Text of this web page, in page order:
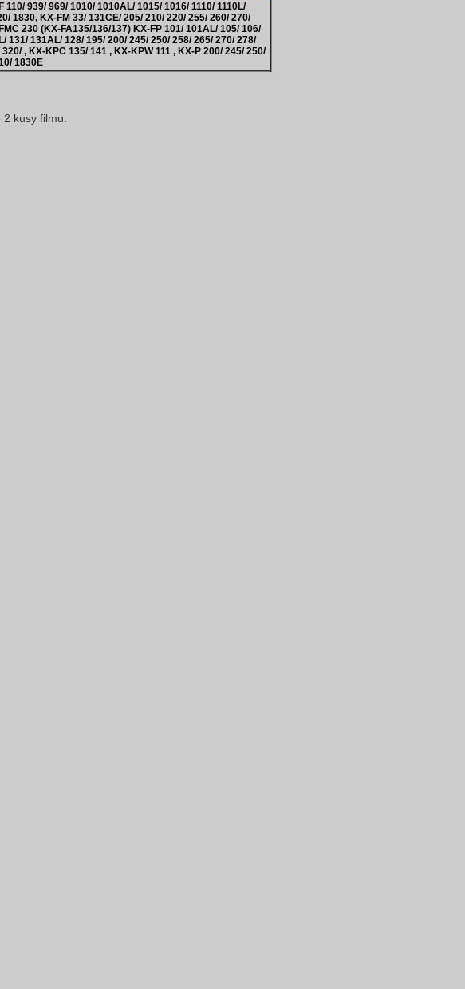
110/ 939/ 969/ 1010/ 1010AL/ 1015/ 1016/ 1110/ 1110L/
1830, KX-FM 33/ 131CE/ 205/ 210/ 220/ 255/ 260/ 270/
230 (KX-FA135/136/137) KX-FP 101/ 101AL/ 105/ 106/
131/ 131AL/ 128/ 195/ 200/ 245/ 250/ 258/ 265/ 270/ 278/
, KX-KPC 135/ 141 , KX-KPW 111 , KX-P 200/ 245/ 250/
1830E
kusy filmu.